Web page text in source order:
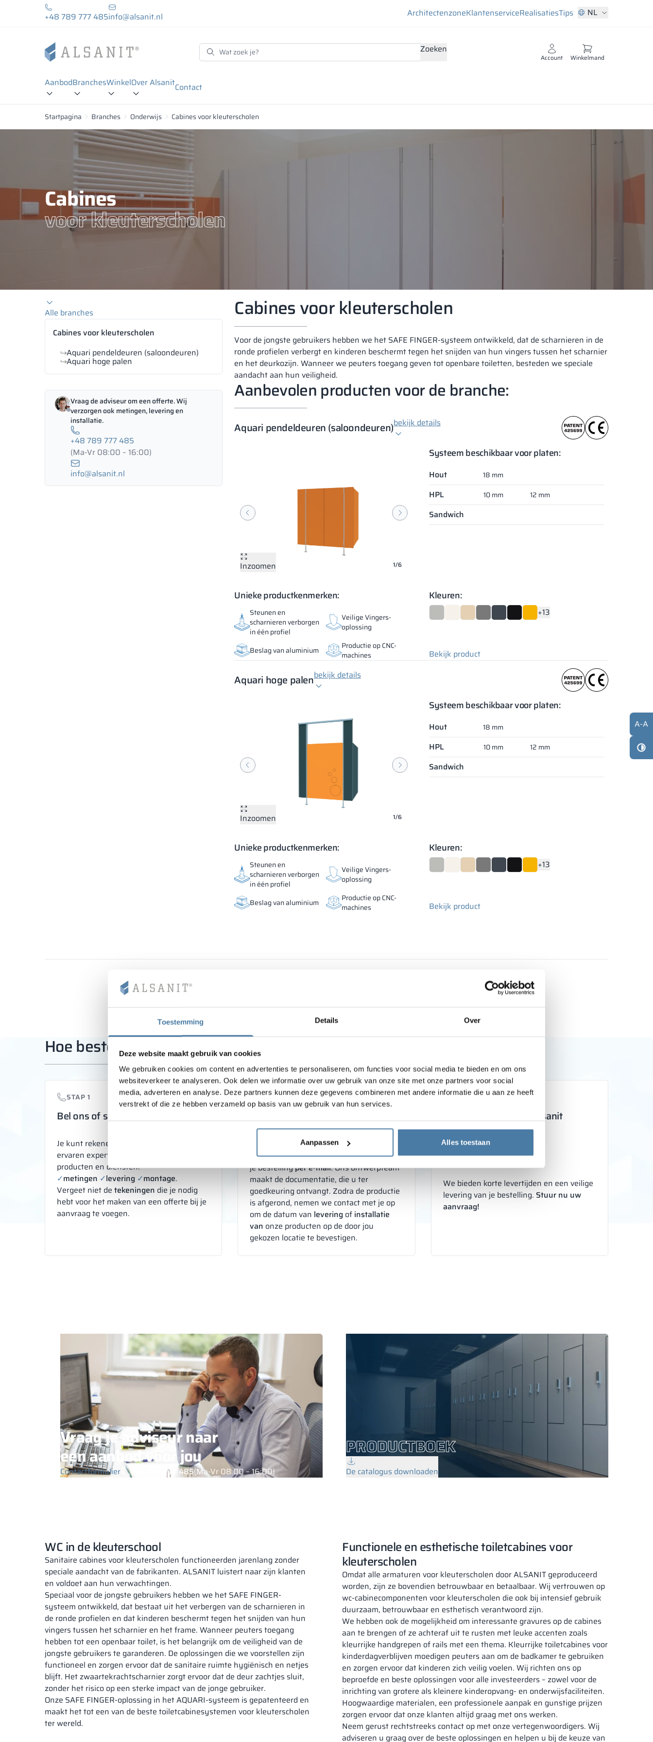
Toestemming Details Over
Deze website maakt gebruik van cookies
We gebruiken cookies om content en advertenties te personaliseren, om functies voor social media te bieden en om ons
websiteverkeer te analyseren. Ook delen we informatie over uw gebruik van onze site met onze partners voor social
media, adverteren en analyse. Deze partners kunnen deze gegevens combineren met andere informatie die u aan ze heeft
verstrekt of die ze hebben verzameld op basis van uw gebruik van hun services.
Aanpassen Alles toestaan
+48 789 777 485info@alsanit.nl ArchitectenzoneKlantenserviceRealisatiesTips NL
Zoeken
Account Winkelmand
AanbodBranchesWinkelOver AlsanitContact
Startpagina Branches Onderwijs Cabines voor kleuterscholen
Cabines
voor kleuterscholen
Alle branches
Cabines voor kleuterscholen
Aquari pendeldeuren (saloondeuren)
Aquari hoge palen
Vraag de adviseur om een offerte. Wij
verzorgen ook metingen, levering en
installatie.
+48 789 777 485
(Ma-Vr 08:00 – 16:00)
info@alsanit.nl
Cabines voor kleuterscholen
Voor de jongste gebruikers hebben we het SAFE FINGER-systeem ontwikkeld, dat de scharnieren in de
ronde profielen verbergt en kinderen beschermt tegen het snijden van hun vingers tussen het scharnier
en het deurkozijn. Wanneer we peuters toegang geven tot openbare toiletten, besteden we speciale
aandacht aan hun veiligheid.
Aanbevolen producten voor de branche:
Aquari pendeldeuren (saloondeuren)bekijk details
1/6
Inzoomen
Inzoomen
Inzoomen
Inzoomen
Inzoomen
Inzoomen
Systeem beschikbaar voor platen:
Hout 18 mm
HPL 10 mm 12 mm
Sandwich
Unieke productkenmerken:
Steunen en
scharnieren verborgen
in één profiel
Veilige Vingers-
oplossing
Beslag van aluminium
Productie op CNC-
machines
Kleuren:
+13
Bekijk product
Aquari hoge palenbekijk details
1/6
Inzoomen
Inzoomen
Inzoomen
Inzoomen
Inzoomen
Inzoomen
Systeem beschikbaar voor platen:
Hout 18 mm
HPL 10 mm 12 mm
Sandwich
Unieke productkenmerken:
Steunen en
scharnieren verborgen
in één profiel
Veilige Vingers-
oplossing
Beslag van aluminium
Productie op CNC-
machines
Kleuren:
+13
Bekijk product
Hoe bestel ik bij Alsanit?
STAP 1
Bel ons of schrijf een bericht
Je kunt rekenen op het advies van onze
ervaren experts bij de keuze van
producten en diensten:
✓metingen ✓levering ✓montage.
Vergeet niet de tekeningen die je nodig
hebt voor het maken van een offerte bij je
aanvraag te voegen.
STAP 2
een offerte
Om het aanbod te accepteren, bevestig je
je bestellingper e-mail. Ons ontwerpteam
maakt de documentatie, die u ter
goedkeuring ontvangt. Zodra de productie
is afgerond, nemen we contact met je op
om de datum van levering of installatie
van onze producten op de door jou
gekozen locatie te bevestigen.
STAP 3
Bestel en geniet van Alsanit
producten
Schrijf ons
We bieden korte levertijden en een veilige
levering van je bestelling. Stuur nu uw
aanvraag!
Vraag je adviseur naar
een aanbod voor jou
Contactformulier +48 789 777 485(Ma-Vr 08:00 – 16:00)
PRODUCTBOEK
De catalogus downloaden
WC in de kleuterschool
Sanitaire cabines voor kleuterscholen functioneerden jarenlang zonder
speciale aandacht van de fabrikanten. ALSANIT luistert naar zijn klanten
en voldoet aan hun verwachtingen.
Speciaal voor de jongste gebruikers hebben we het SAFE FINGER-
systeem ontwikkeld, dat bestaat uit het verbergen van de scharnieren in
de ronde profielen en dat kinderen beschermt tegen het snijden van hun
vingers tussen het scharnier en het frame. Wanneer peuters toegang
hebben tot een openbaar toilet, is het belangrijk om de veiligheid van de
jongste gebruikers te garanderen. De oplossingen die we voorstellen zijn
functioneel en zorgen ervoor dat de sanitaire ruimte hygiënisch en netjes
blijft. Het zwaartekrachtscharnier zorgt ervoor dat de deur zachtjes sluit,
zonder het risico op een sterke impact van de jonge gebruiker.
Onze SAFE FINGER-oplossing in het AQUARI-systeem is gepatenteerd en
maakt het tot een van de beste toiletcabinesystemen voor kleuterscholen
ter wereld.
Functionele en esthetische toiletcabines voor
kleuterscholen
Omdat alle armaturen voor kleuterscholen door ALSANIT geproduceerd
worden, zijn ze bovendien betrouwbaar en betaalbaar. Wij vertrouwen op
wc-cabinecomponenten voor kleuterscholen die ook bij intensief gebruik
duurzaam, betrouwbaar en esthetisch verantwoord zijn.
We hebben ook de mogelijkheid om interessante gravures op de cabines
aan te brengen of ze achteraf uit te rusten met leuke accenten zoals
kleurrijke handgrepen of rails met een thema. Kleurrijke toiletcabines voor
kinderdagverblijven moedigen peuters aan om de badkamer te gebruiken
en zorgen ervoor dat kinderen zich veilig voelen. Wij richten ons op
beproefde en beste oplossingen voor alle investeerders – zowel voor de
inrichting van grotere als kleinere kinderopvang- en onderwijsfaciliteiten.
Hoogwaardige materialen, een professionele aanpak en gunstige prijzen
zorgen ervoor dat onze klanten altijd graag met ons werken.
Neem gerust rechtstreeks contact op met onze vertegenwoordigers. Wij
adviseren u graag over de beste oplossingen en helpen u bij de keuze van
A-A